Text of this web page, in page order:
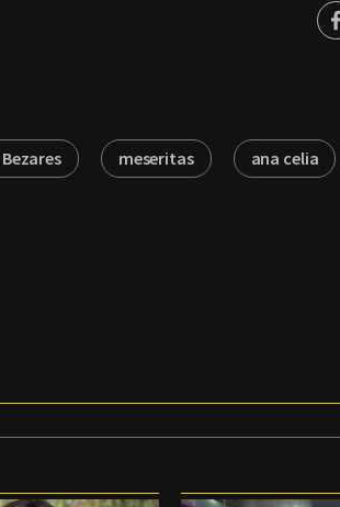
meseritas ana celia